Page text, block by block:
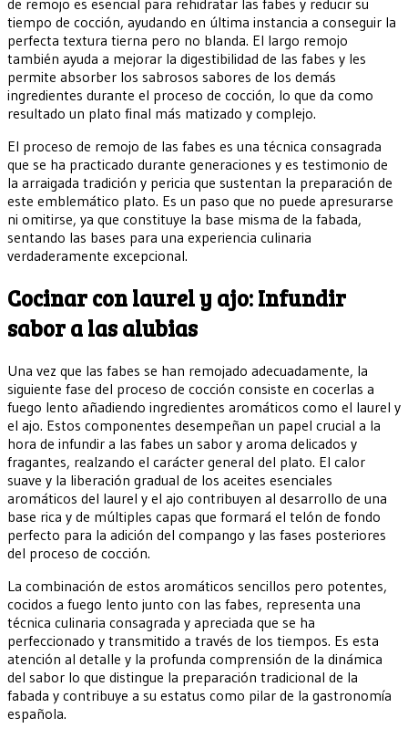
de remojo es esencial para rehidratar las fabes y reducir su
tiempo de cocción, ayudando en última instancia a conseguir la
perfecta textura tierna pero no blanda. El largo remojo
también ayuda a mejorar la digestibilidad de las fabes y les
permite absorber los sabrosos sabores de los demás
ingredientes durante el proceso de cocción, lo que da como
resultado un plato final más matizado y complejo.
El proceso de remojo de las fabes es una técnica consagrada
que se ha practicado durante generaciones y es testimonio de
la arraigada tradición y pericia que sustentan la preparación de
este emblemático plato. Es un paso que no puede apresurarse
ni omitirse, ya que constituye la base misma de la fabada,
sentando las bases para una experiencia culinaria
verdaderamente excepcional.
Cocinar con laurel y ajo: Infundir
sabor a las alubias
Una vez que las fabes se han remojado adecuadamente, la
siguiente fase del proceso de cocción consiste en cocerlas a
fuego lento añadiendo ingredientes aromáticos como el laurel y
el ajo. Estos componentes desempeñan un papel crucial a la
hora de infundir a las fabes un sabor y aroma delicados y
fragantes, realzando el carácter general del plato. El calor
suave y la liberación gradual de los aceites esenciales
aromáticos del laurel y el ajo contribuyen al desarrollo de una
base rica y de múltiples capas que formará el telón de fondo
perfecto para la adición del compango y las fases posteriores
del proceso de cocción.
La combinación de estos aromáticos sencillos pero potentes,
cocidos a fuego lento junto con las fabes, representa una
técnica culinaria consagrada y apreciada que se ha
perfeccionado y transmitido a través de los tiempos. Es esta
atención al detalle y la profunda comprensión de la dinámica
del sabor lo que distingue la preparación tradicional de la
fabada y contribuye a su estatus como pilar de la gastronomía
española.